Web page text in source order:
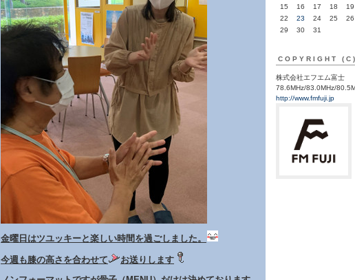
金曜日はツユッキーと楽しい時間を過ごしました。
今週も膝の高さを合わせて
お送りします
15
16 17 18 19
22
23 24 25 26
29
30 31
COPYRIGHT (C)
株式会社エフエム富士
78.6MHz/83.0MHz/
http://www.fmfuji.jp